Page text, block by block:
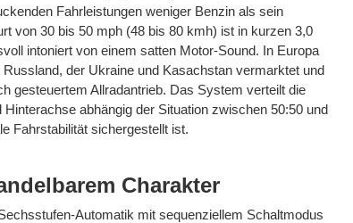
Fahrleistungen weniger Benzin als sein
von 30 bis 50 mph (48 bis 80 kmh) ist in kurzen 3,0
intoniert von einem satten Motor-Sound. In Europa
der Ukraine und Kasachstan vermarktet und
gesteuertem Allradantrieb. Das System verteilt die
abhängig der Situation zwischen 50:50 und
Fahrstabilität sichergestellt ist.
Charakter
Automatik mit sequenziellem Schaltmodus